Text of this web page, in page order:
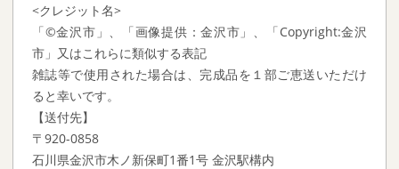
<クレジット名>
「©金沢市」、「画像提供：金沢市」、「Copyright:金沢
市」又はこれらに類似する表記
雑誌等で使用された場合は、完成品を１部ご恵送いただけ
ると幸いです。
【送付先】
〒920-0858
石川県金沢市木ノ新保町1番1号 金沢駅構内